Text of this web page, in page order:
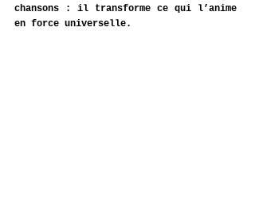
chansons : il transforme ce qui l’anime
en force universelle.